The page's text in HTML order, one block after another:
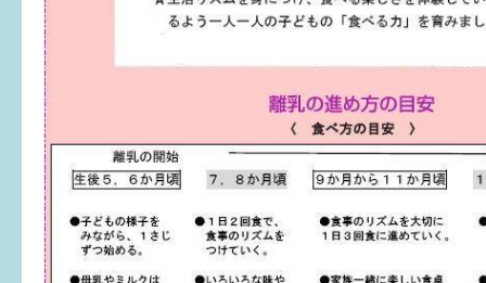
福井市図書館オススメの本
お出かけ情報
病気・けが 基本情報
パパもママも子育て
ワンポイント英会話
ソーシャルメディア